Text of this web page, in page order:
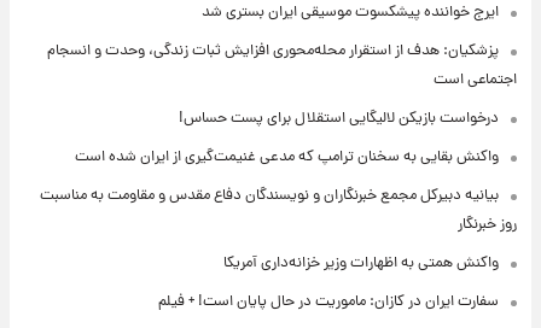
ایرج خواننده پیشکسوت موسیقی ایران بستری شد
پزشکیان: هدف از استقرار محله‌محوری افزایش ثبات زندگی، وحدت و انسجام
اجتماعی است
درخواست بازیکن لالیگایی استقلال برای پست حساس!
واکنش بقایی به سخنان ترامپ که مدعی غنیمت‌گیری از ایران شده است
بیانیه دبیرکل مجمع خبرنگاران و نویسندگان دفاع مقدس و مقاومت به مناسبت
روز خبرنگار
واکنش همتی به اظهارات وزیر خزانه‌داری آمریکا
سفارت ایران در کازان: ماموریت در حال پایان است! + فیلم